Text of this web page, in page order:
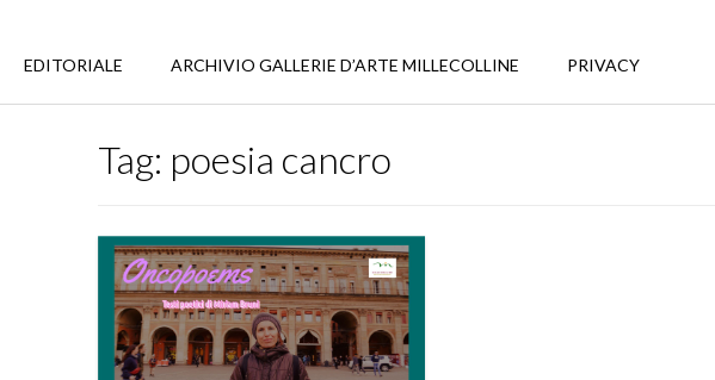
EDITORIALE ARCHIVIO GALLERIE D’ARTE MILLECOLLINE PRIVACY
Tag: poesia cancro